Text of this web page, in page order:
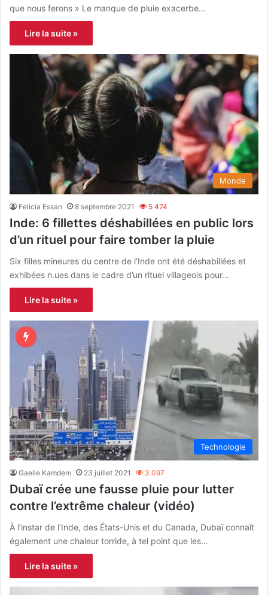
que nous ferons » Le manque de pluie exacerbe…
Lire la suite »
Monde
Felicia Essan 8 septembre 2021 5 474
Inde: 6 fillettes déshabillées en public lors
d’un rituel pour faire tomber la pluie
Six filles mineures du centre de l’Inde ont été déshabillées et
exhibées n.ues dans le cadre d’un rituel villageois pour…
Lire la suite »
Technologie
Gaelle Kamdem 23 juillet 2021 3 097
Dubaï crée une fausse pluie pour lutter
contre l’extrême chaleur (vidéo)
À l’instar de l’Inde, des États-Unis et du Canada, Dubaï connaît
également une chaleur torride, à tel point que les…
Lire la suite »